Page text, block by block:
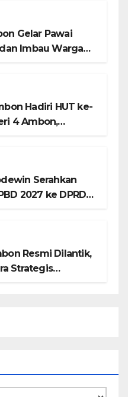
Gelar Pawai
Imbau Warga
Hadiri HUT ke-
4 Ambon,
Serahkan
2027 ke DPRD
Resmi Dilantik,
Strategis